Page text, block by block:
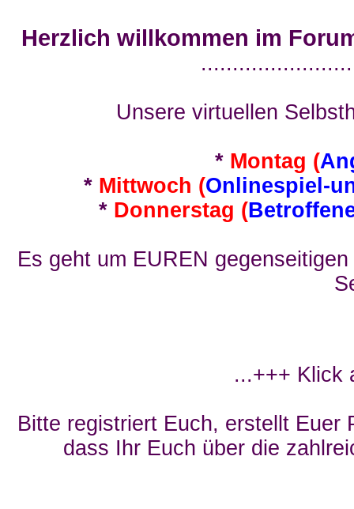
Herzlich willkommen im
Unsere virtuellen
* Montag (
* Mittwoch (Onlinespiel-
* Donnerstag (
Es geht um EUREN
...+++ Klick
Bitte registriert Euch, erstellt Euer
dass Ihr Euch über die